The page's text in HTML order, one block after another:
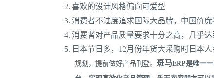
2. 喜欢的设计风格偏向可爱型
3. 消费者不过度追求国际大品牌，中国价
4. 消费者对产品质量要求十分之高，几乎
5. 日本节日多，12月份年货大采购时日本
规划，提前做好产品刊登。 斑马ERP是唯一